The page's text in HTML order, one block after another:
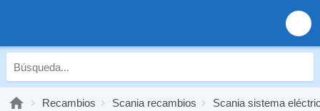
Recambios Scania recambios Scania sistema